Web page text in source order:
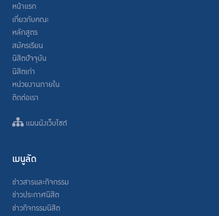
หน้าแรก
เกี่ยวกับคณะ
หลักสูตร
สมัครเรียน
นิสิตปัจจุบัน
นิสิตเก่า
หน่วยงานภายใน
ติดต่อเรา
แผนผังเว็บไซต์
เมนูลัด
ข่าวสารและกิจกรรม
ข่าวประกาศนิสิต
ข่าวกิจกรรมนิสิต